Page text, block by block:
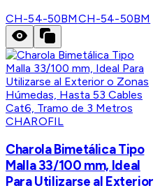
CH-54-50BMCH-54-50BM
CHAROFIL
Charola Bimetálica Tipo
Malla 33/100 mm, Ideal
Para Utilizarse al Exterior